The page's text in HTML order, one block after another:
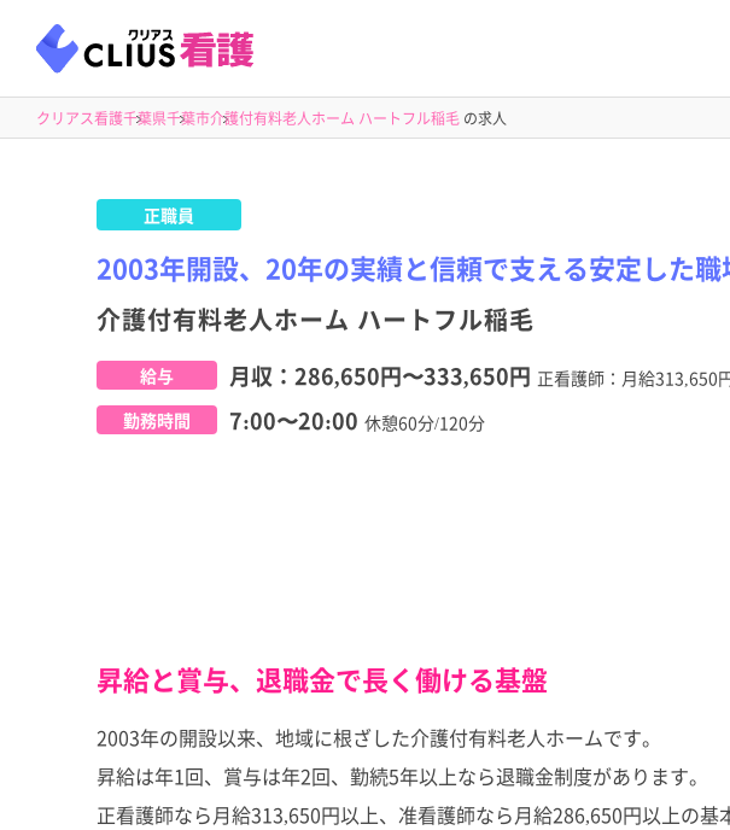
クリアス看護千葉県千葉市介護付有料老人ホーム ハートフル稲毛 の求人
正職員
2003年開設、20年の実績と信頼で支える安定した職
介護付有料老人ホーム ハートフル稲毛
給与 月収： 286,650円〜333,650円 正看護師：月給313,650
勤務時間
7:00〜20:00 休憩60分/120分
昇給と賞与、退職金で長く働ける基盤
2003年の開設以来、地域に根ざした介護付有料老人ホームです。
昇給は年1回、賞与は年2回、勤続5年以上なら退職金制度があります。
正看護師なら月給313,650円以上、准看護師なら月給286,650円以上の